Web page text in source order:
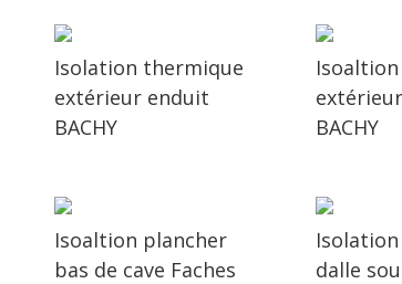
Isolation thermique
extérieur enduit
BACHY
BACHY
Isoaltion plancher
bas de cave Faches
dalle